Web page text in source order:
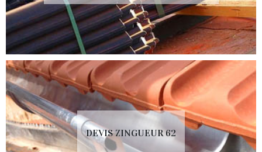
DEVIS ZINGUEUR 62